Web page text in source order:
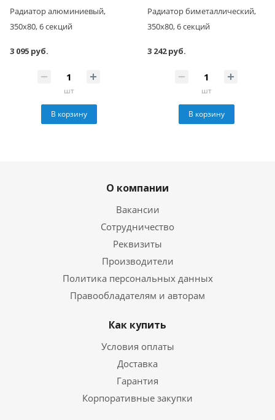
Радиатор алюминиевый,
350x80, 6 секций
3 095 руб.
шт
В корзину
Радиатор биметаллический,
350x80, 6 секций
3 242 руб.
шт
В корзину
О компании
Вакансии
Сотрудничество
Реквизиты
Производители
Политика персональных данных
Правообладателям и авторам
Как купить
Условия оплаты
Доставка
Гарантия
Корпоративные закупки